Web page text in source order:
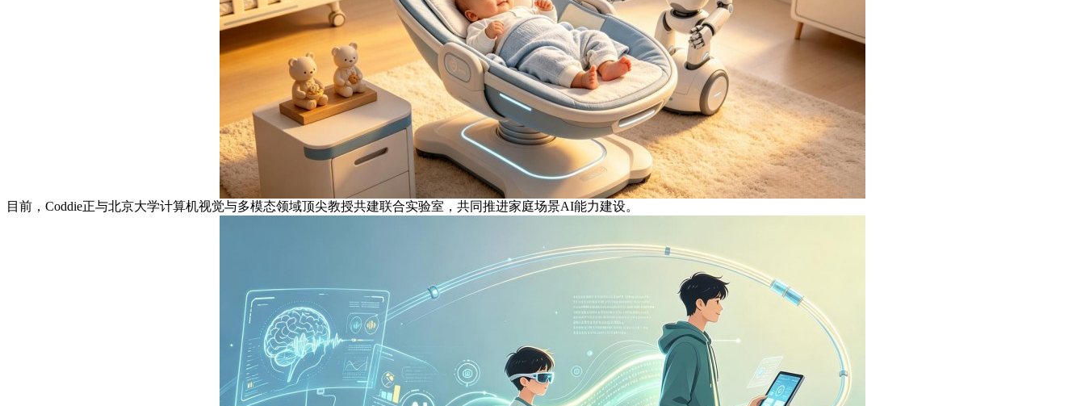
目前，Coddie正与北京大学计算机视觉与多模态领域顶尖教授共建联合实验室，共同推进家庭场景AI能力建设。